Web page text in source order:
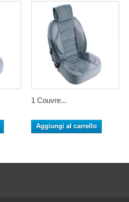
1 Couvre...
Aggiungi al carrello